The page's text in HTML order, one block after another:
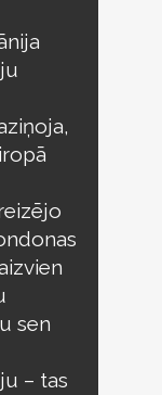
sen
– tas